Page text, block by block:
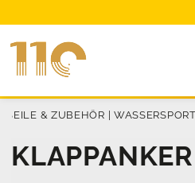
SEILE & ZUBEHÖR | WASSERSPORT